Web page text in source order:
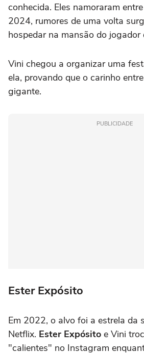
conhecida. Eles namoraram
2024, rumores de uma volta
hospedar na mansão do jogador
Vini chegou a organizar uma
ela, provando que o carinho
gigante.
PUBLICIDADE
Ester Expósito
Em 2022, o alvo foi a estrela da
Netflix. Ester Expósito e Vini
"calientes" no Instagram